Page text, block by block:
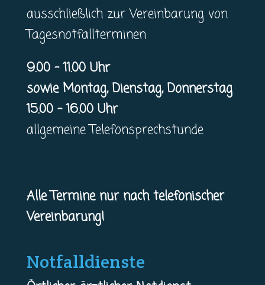
ausschließlich zur Vereinbarung von
Tagesnotfallterminen
9.00 – 11.00 Uhr
sowie Montag, Dienstag, Donnerstag
15.00 – 16.00 Uhr
allgemeine Telefonsprechstunde
Alle Termine nur nach telefonischer
Vereinbarung!
Notfalldienste